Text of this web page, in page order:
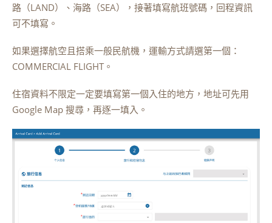
路（LAND）、海路（SEA），接著填寫航班號碼，回程資訊
可不填寫。
如果選擇航空且搭乘一般民航機，運輸方式請選第一個：
COMMERCIAL FLIGHT。
住宿資料不限定一定要填寫第一個入住的地方，地址可先用
Google Map 搜尋，再逐一填入。